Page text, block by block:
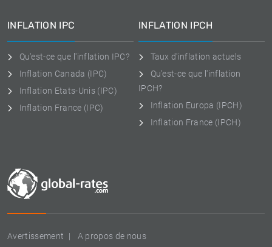
Avertissement A propos de nous
INFLATION IPC
Qu'est-ce que l'inflation IPC?
Inflation Canada (IPC)
Inflation Etats-Unis (IPC)
Inflation France (IPC)
INFLATION IPCH
Taux d'inflation actuels
Qu'est-ce que l'inflation
IPCH?
Inflation Europa (IPCH)
Inflation France (IPCH)